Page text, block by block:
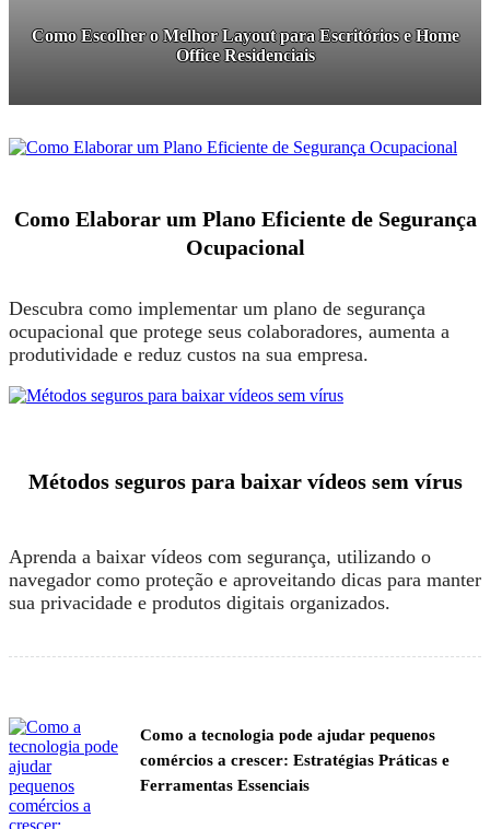
Como Escolher o Melhor Layout para Escritórios e Home
Office Residenciais
Como Elaborar um Plano Eficiente de Segurança
Ocupacional
Descubra como implementar um plano de segurança
ocupacional que protege seus colaboradores, aumenta a
produtividade e reduz custos na sua empresa.
Métodos seguros para baixar vídeos sem vírus
Aprenda a baixar vídeos com segurança, utilizando o
navegador como proteção e aproveitando dicas para manter
sua privacidade e produtos digitais organizados.
Como a tecnologia pode ajudar pequenos
comércios a crescer: Estratégias Práticas e
Ferramentas Essenciais